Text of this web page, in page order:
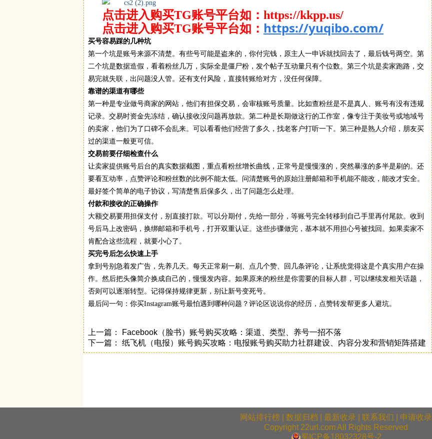
点击进入购买TG账号平台如 ：https://kkpp.us/
点击进入购买TG账号平台如 ： https://yuqibo.com/
买号容易踩的几种坑
第一个坑是账号来源不清楚。有些号可能是盗来的，你付完钱，原主人一申诉就找回去了，最后钱号两空。第
二个坑是数据造假，看着粉丝几万，实际全是僵尸粉，发个帖子互动量只有个位数。第三个坑是卖家跑路，交
易完就失联，出问题没人管。还有支付风险，直接转账给对方，没任何保障。
靠谱的渠道有哪些
第一种是专业做号商家的网站，他们有担保交易，会审核账号质量。比如查粉丝是不是真人、账号有没有违规
记录。交易时资金先冻结，确认接收没问题再放款。第二种是长期做这行的工作室，像专注于美妆号或地域号
的卖家，他们为了口碑不会乱来。可以看看他们经营了多久，找老客户打听一下。第三种是熟人介绍，朋友买
过的渠道一般更可信。
交易前要仔细检查什么
让卖家提供账号后台的真实数据截图，重点看粉丝增长曲线，正常号是慢慢涨的，突然暴涨的多半是刷的。还
要看互动率，点赞评论和粉丝数的比例不能太低。问清楚账号的原始注册邮箱和手机能不能改，能改才安全。
最好签个简单的电子协议，写清楚售后保多久，出了问题怎么处理。
付款和接收的正确操作
大额交易要用担保支付，别直接打款。可以分期付，先给一部分，等账号完全转移到自己手里再付尾款。收到
号后马上改密码，换绑邮箱和手机号，打开双重认证。这些步骤做完，基本就不用担心号被找回。如果卖家不
肯配合这些流程，就要小心了。
买完号后怎么快速上手
拿到号别急着发广告，先养几天。每天正常刷一刷、点几个赞、回几条评论，让系统觉得这是个真实用户在操
作。然后把头像简介换成自己的，慢慢发内容。如果原来的粉丝是你需要的目标人群，可以继续发相关话题，
否则可以逐渐转型。记得保持规律更新，别让新号变死号。
最后问一句：你买Instagram账号最怕遇到哪种问题？评论区说说你的经历，点赞转发帮更多人避坑。
上一篇：
Facebook（脸书）账号购买攻略：渠道、类型、养号一招不落
下一篇： 纸飞机（电报）账号购买攻略：电报账号购买助力社群建设、内容分发和营销矩阵搭建
网站排行榜 数据归档 最新收录 联系我们
申请收录
Copyright 22url.com All Rights Reserved
蜀ICP备18032328号-2